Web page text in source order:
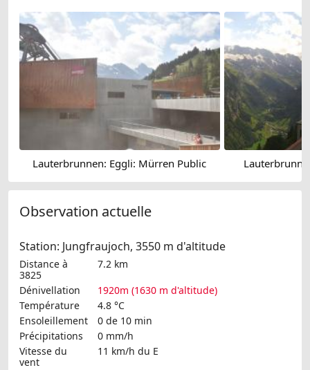
Lauterbrunnen: Eggli: Mürren Public
Observation actuelle
Station: Jungfraujoch, 3550 m d'altitude
Distance à
3825
7.2 km
Dénivellation
1920m (1630 m d'altitude)
Température
4.8 °C
Ensoleillement
0 de 10 min
Précipitations
0 mm/h
Vitesse du
vent
11 km/h du E